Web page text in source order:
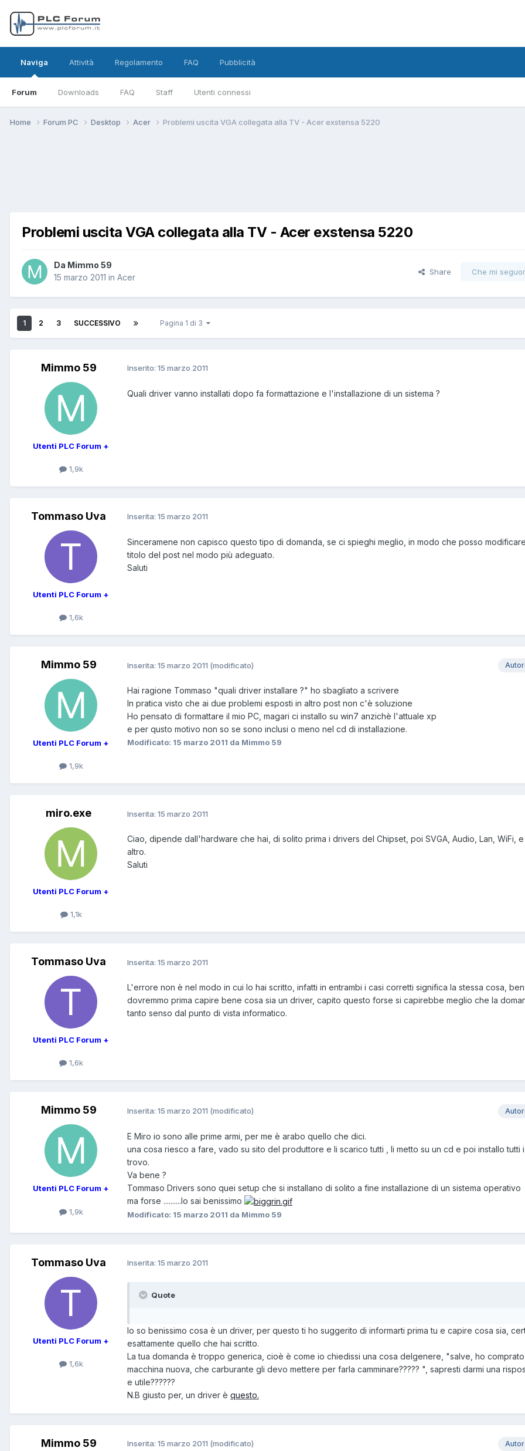
Naviga
Forum Downloads FAQ Staff Utenti connessi
Attività Regolamento FAQ Pubblicità
Home Forum PC Desktop Acer Problemi uscita VGA collegata alla TV - Acer exstensa 5220
Problemi uscita VGA collegata alla TV - Acer exstensa 5220
Da Mimmo 59
15 marzo 2011 in Acer
Share Che mi
1 2 3 SUCCESSIVO Pagina 1 di 3
Mimmo 59
Utenti PLC Forum +
1,9k
Inserito: 15 marzo 2011
Quali driver vanno installati dopo fa formattazione e l'installazione di un sistema ?
Tommaso Uva
Utenti PLC Forum +
1,6k
Inserita: 15 marzo 2011
Sinceramene non capisco questo tipo di domanda, se ci spieghi meglio, in modo che posso
titolo del post nel modo più adeguato.
Saluti
Mimmo 59
Utenti PLC Forum +
1,9k
Inserita: 15 marzo 2011 (modificato)
Hai ragione Tommaso "quali driver installare ?" ho sbagliato a scrivere
In pratica visto che ai due problemi esposti in altro post non c'è soluzione
Ho pensato di formattare il mio PC, magari ci installo su win7 anzichè l'attuale xp
e per qusto motivo non so se sono inclusi o meno nel cd di installazione.
Modificato: 15 marzo 2011 da Mimmo 59
miro.exe
Utenti PLC Forum +
1,1k
Inserita: 15 marzo 2011
Ciao, dipende dall'hardware che hai, di solito prima i drivers del Chipset, poi SVGA, Audio, Lan, WiFi,
altro.
Saluti
Tommaso Uva
Utenti PLC Forum +
1,6k
Inserita: 15 marzo 2011
L'errore non è nel modo in cui lo hai scritto, infatti in entrambi i casi corretti significa la stessa cosa,
dovremmo prima capire bene cosa sia un driver, capito questo forse si capirebbe meglio che la
tanto senso dal punto di vista informatico.
Mimmo 59
Utenti PLC Forum +
1,9k
Inserita: 15 marzo 2011 (modificato)
E Miro io sono alle prime armi, per me è arabo quello che dici.
una cosa riesco a fare, vado su sito del produttore e li scarico tutti , li metto su un cd e poi installo tutti
trovo.
Va bene ?
Tommaso Drivers sono quei setup che si installano di solito a fine installazione di un sistema operativo
ma forse ..........lo sai benissimo
Modificato: 15 marzo 2011 da Mimmo 59
Tommaso Uva
Utenti PLC Forum +
1,6k
Inserita: 15 marzo 2011
Quote
Io so benissimo cosa è un driver, per questo ti ho suggerito di informarti prima tu e capire cosa sia,
esattamente quello che hai scritto.
La tua domanda è troppo generica, cioè è come io chiedissi una cosa delgenere, "salve, ho comprato
macchina nuova, che carburante gli devo mettere per farla camminare????? ", sapresti darmi una
e utile??????
N.B giusto per, un driver è questo.
Mimmo 59 Inserita: 15 marzo 2011 (modificato)